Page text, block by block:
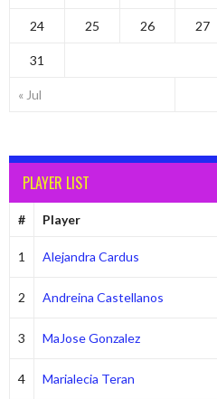
« Jul
24 25 26 27
31
PLAYER LIST
# Player
1 Alejandra Cardus
2 Andreina Castellanos
3 MaJose Gonzalez
4 Marialecia Teran